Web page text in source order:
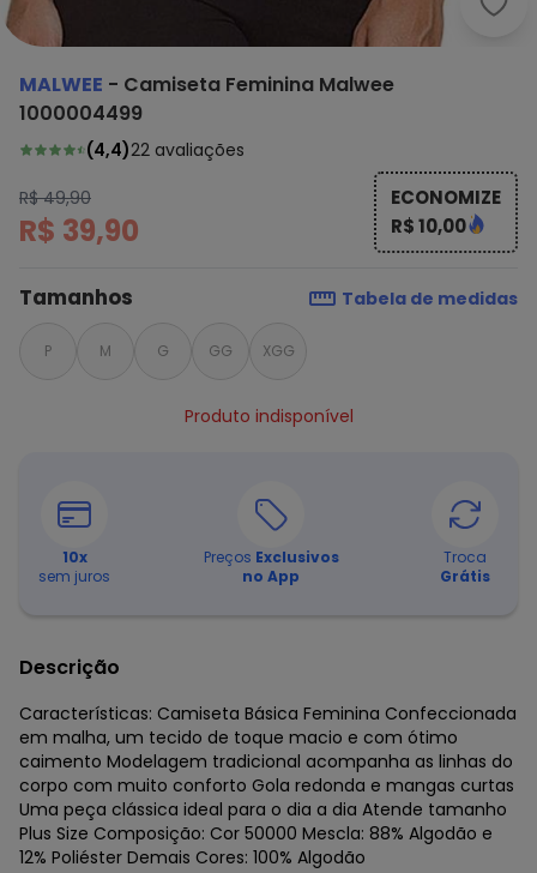
MALWEE - Camiseta Feminina Malwee
1000004499
(4,4)22 avaliações
R$ 49,90
R$ 39,90
ECONOMIZE
R$ 10,00
Tamanhos Tabela de medidas
P M G GG XGG
Produto indisponível
10x
sem juros
Preços Exclusivos
no App
Troca
Grátis
Descrição
Características: Camiseta Básica Feminina Confeccionada
em malha, um tecido de toque macio e com ótimo
caimento Modelagem tradicional acompanha as linhas do
corpo com muito conforto Gola redonda e mangas curtas
Uma peça clássica ideal para o dia a dia Atende tamanho
Plus Size Composição: Cor 50000 Mescla: 88% Algodão e
12% Poliéster Demais Cores: 100% Algodão